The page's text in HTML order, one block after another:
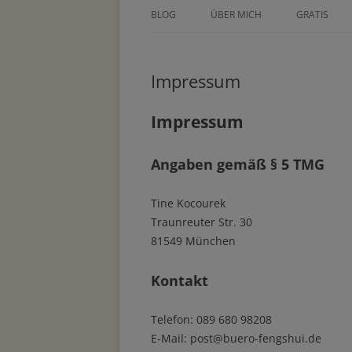
BLOG ÜBER MICH
PRESSE
GRATIS
Impressum
Impressum
Angaben gemäß § 5 TMG
Tine Kocourek
Traunreuter Str. 30
81549 München
Kontakt
Telefon: 089 680 98208
E-Mail: post@buero-fengshui.de